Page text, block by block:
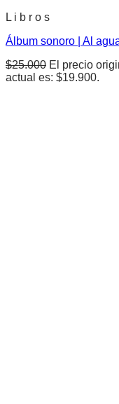
L i b r o s
Álbum sonoro | Al
$25.000 El precio
actual es: $19.900.